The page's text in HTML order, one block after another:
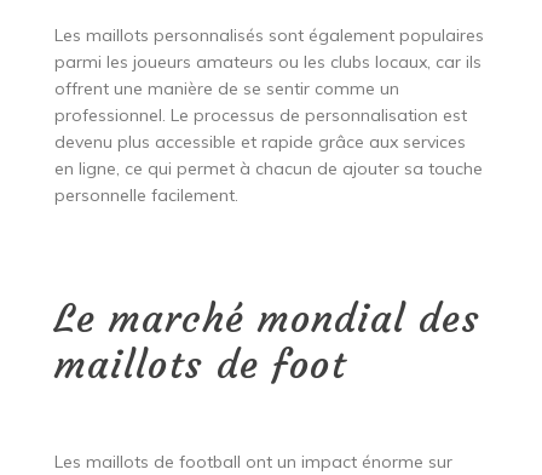
Les maillots personnalisés sont également populaires
parmi les joueurs amateurs ou les clubs locaux, car ils
offrent une manière de se sentir comme un
professionnel. Le processus de personnalisation est
devenu plus accessible et rapide grâce aux services
en ligne, ce qui permet à chacun de ajouter sa touche
personnelle facilement.
Le marché mondial des
maillots de foot
Les maillots de football ont un impact énorme sur